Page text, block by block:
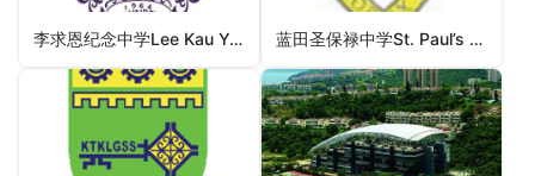
李求恩纪念中学Lee Kau Yan Memorial School（黄大仙区中学） 蓝田圣保禄中学St. Paul’s School (Lam Tin)（观塘区中学）